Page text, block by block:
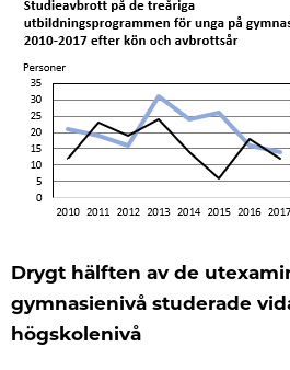
Drygt hälften av de
gymnasienivå studerade
högskolenivå